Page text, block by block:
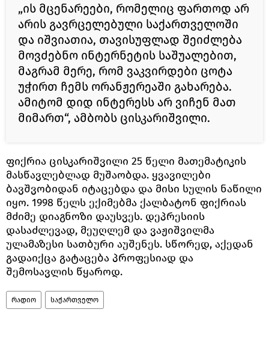
„ის მცენარეები, რომელიც ფართოდ არ
არის გავრცელებული საქართველოში
და იშვიათია, თავისუფლად შეიძლება
მოვძებნო ინტერნეტის საშუალებით,
მაგრამ მერე, რომ ვაკვირდები ცოტა
უჭირთ ჩემს ორანჟერეაში გახარება.
ამიტომ დიდ ინტერესს არ ვიჩენ მათ
მიმართ“, ამბობს ცისკარიშვილი.
ფიქრია ცისკარიშვილი 25 წელი მათემატიკის
მასწავლებლად მუშაობდა. ყვავილები
ბავშვობიდან იტაცებდა და მისი სულის ნაწილი
იყო. 1998 წელს ექიმებმა ქალბატონ ფიქრიას
მძიმე დიაგნოზი დაუსვეს. დეპრესიის
დასაძლევად, მეუღლემ და ვაჟიშვილმა
ულამაზესი სათბური აუშენეს. სწორედ, აქედან
გადაიქცა გატაცება პროფესიად და
შემოსავლის წყაროდ.
რადიო საქართველო